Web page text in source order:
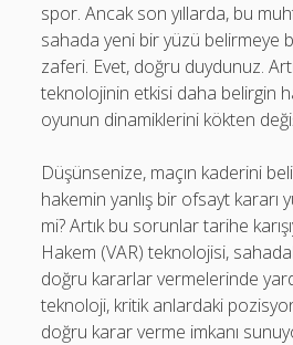
spor. Ancak son yıllarda, bu
sahada yeni bir yüzü belirmeye
zaferi. Evet, doğru duydunuz.
teknolojinin etkisi daha belirgin
oyunun dinamiklerini kökten
Düşünsenize, maçın kaderini
hakemin yanlış bir ofsayt kararı
mi? Artık bu sorunlar tarihe
Hakem (VAR) teknolojisi,
doğru kararlar vermelerinde
teknoloji, kritik anlardaki
doğru karar verme imkanı